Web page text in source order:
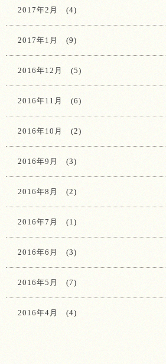
2017年2月 (4)
2017年1月 (9)
2016年12月 (5)
2016年11月 (6)
2016年10月 (2)
2016年9月 (3)
2016年8月 (2)
2016年7月 (1)
2016年6月 (3)
2016年5月 (7)
2016年4月 (4)